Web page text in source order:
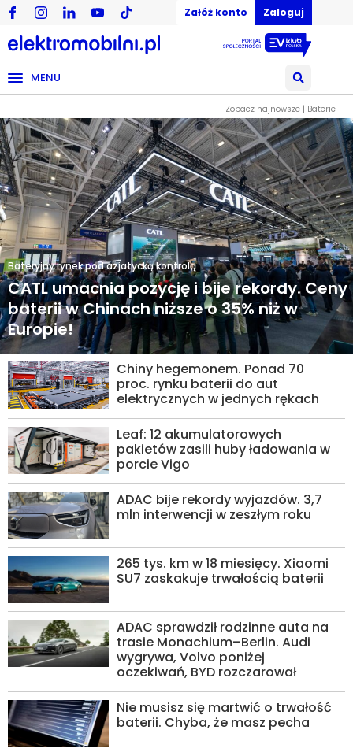
Załóż konto Zaloguj
MENU
Zobacz najnowsze | Baterie
Bateryjny rynek pod azjatycką kontrolą
CATL umacnia pozycję i bije rekordy. Ceny
baterii w Chinach niższe o 35% niż w
Europie!
Chiny hegemonem. Ponad 70
proc. rynku baterii do aut
elektrycznych w jednych rękach
Leaf: 12 akumulatorowych
pakietów zasili huby ładowania w
porcie Vigo
ADAC bije rekordy wyjazdów. 3,7
mln interwencji w zeszłym roku
265 tys. km w 18 miesięcy. Xiaomi
SU7 zaskakuje trwałością baterii
ADAC sprawdził rodzinne auta na
trasie Monachium–Berlin. Audi
wygrywa, Volvo poniżej
oczekiwań, BYD rozczarował
Nie musisz się martwić o trwałość
baterii. Chyba, że masz pecha